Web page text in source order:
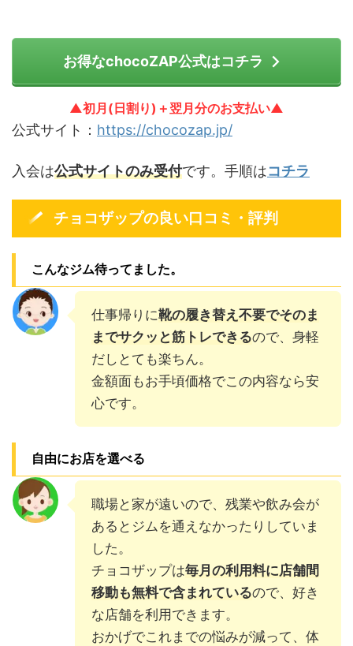
お得なchocoZAP公式はコチラ
▲初月(日割り)＋翌月分のお支払い▲
公式サイト： https://chocozap.jp/
入会は公式サイトのみ受付です。手順はコチラ
チョコザップの良い口コミ・評判
こんなジム待ってました。
仕事帰りに靴の履き替え不要でそのま
までサクッと筋トレできるので、身軽
だしとても楽ちん。
金額面もお手頃価格でこの内容なら安
心です。
自由にお店を選べる
職場と家が遠いので、残業や飲み会が
あるとジムを通えなかったりしていま
した。
チョコザップは毎月の利用料に店舗間
移動も無料で含まれているので、好き
な店舗を利用できます。
おかげでこれまでの悩みが減って、体